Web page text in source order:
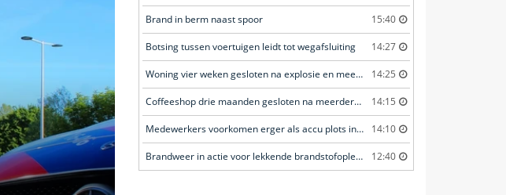
Brand in berm naast spoor 15:40
Botsing tussen voertuigen leidt tot wegafsluiting 14:27
Woning vier weken gesloten na explosie en meerdere geweldsincidenten 14:25
Coffeeshop drie maanden gesloten na meerdere overtredingen 14:15
Medewerkers voorkomen erger als accu plots in brand vliegt 14:10
Brandweer in actie voor lekkende brandstofoplegger 12:40